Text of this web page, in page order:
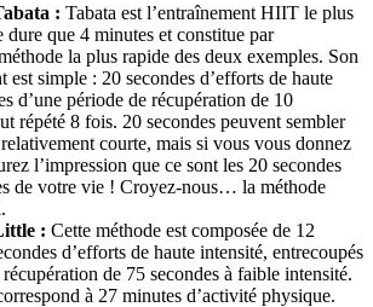
: Tabata est l’entraînement HIIT le plus
que 4 minutes et constitue par
la plus rapide des deux exemples. Son
est simple : 20 secondes d’efforts de haute
d’une période de récupération de 10
répété 8 fois. 20 secondes peuvent sembler
courte, mais si vous vous donnez
l’impression que ce sont les 20 secondes
de votre vie ! Croyez-nous… la méthode
: Cette méthode est composée de 12
d’efforts de haute intensité, entrecoupés
de 75 secondes à faible intensité.
à 27 minutes d’activité physique.